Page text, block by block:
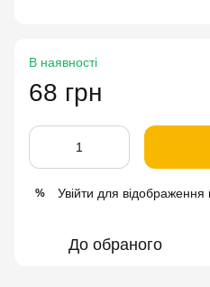
В наявності
68 грн
% Увійти для відображення
До обраного